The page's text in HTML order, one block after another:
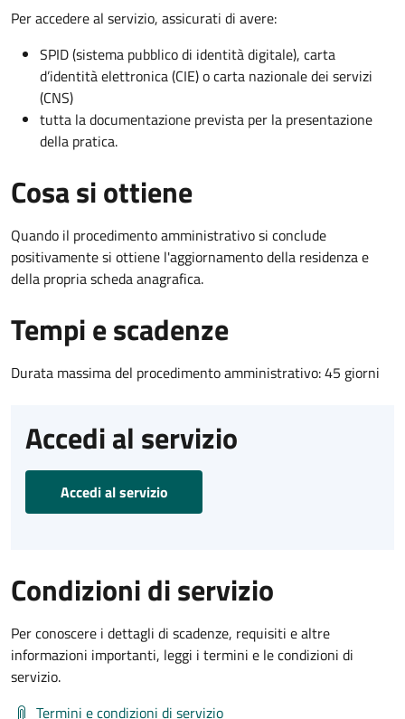
Per accedere al servizio, assicurati di avere:
SPID (sistema pubblico di identità digitale), carta
d’identità elettronica (CIE) o carta nazionale dei servizi
(CNS)
tutta la documentazione prevista per la presentazione
della pratica.
Cosa si ottiene
Quando il procedimento amministrativo si conclude
positivamente si ottiene l'aggiornamento della residenza e
della propria scheda anagrafica.
Tempi e scadenze
Durata massima del procedimento amministrativo: 45 giorni
Accedi al servizio
Accedi al servizio
Condizioni di servizio
Per conoscere i dettagli di scadenze, requisiti e altre
informazioni importanti, leggi i termini e le condizioni di
servizio.
Termini e condizioni di servizio